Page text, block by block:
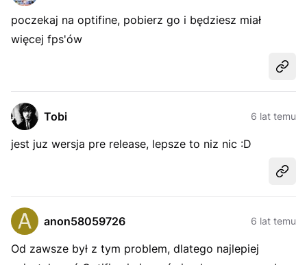
poczekaj na optifine, pobierz go i będziesz miał
więcej fps'ów
Tobi 6 lat temu
jest juz wersja pre release, lepsze to niz nic :D
anon58059726 6 lat temu
Od zawsze był z tym problem, dlatego najlepiej